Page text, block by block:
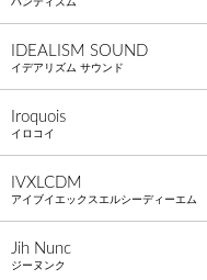
IDEALISM SOUND
イデアリズム サウンド
Iroquois
イロコイ
IVXLCDM
アイブイエックスエルシーディーエム
Jih Nunc
ジーヌンク